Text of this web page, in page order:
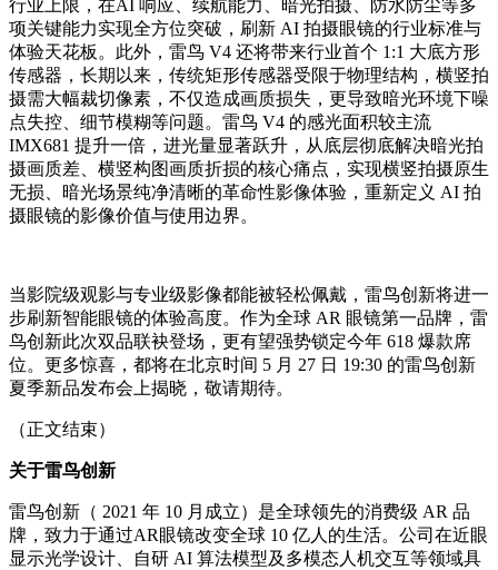
行业上限，在AI 响应、续航能力、暗光拍摄、防水防尘等多
项关键能力实现全方位突破，刷新 AI 拍摄眼镜的行业标准与
体验天花板。此外，雷鸟 V4 还将带来行业首个 1:1 大底方形
传感器，长期以来，传统矩形传感器受限于物理结构，横竖拍
摄需大幅裁切像素，不仅造成画质损失，更导致暗光环境下噪
点失控、细节模糊等问题。雷鸟 V4 的感光面积较主流
IMX681 提升一倍，进光量显著跃升，从底层彻底解决暗光拍
摄画质差、横竖构图画质折损的核心痛点，实现横竖拍摄原生
无损、暗光场景纯净清晰的革命性影像体验，重新定义 AI 拍
摄眼镜的影像价值与使用边界。
当影院级观影与专业级影像都能被轻松佩戴，雷鸟创新将进一
步刷新智能眼镜的体验高度。作为全球 AR 眼镜第一品牌，雷
鸟创新此次双品联袂登场，更有望强势锁定今年 618 爆款席
位。更多惊喜，都将在北京时间 5 月 27 日 19:30 的雷鸟创新
夏季新品发布会上揭晓，敬请期待。
（正文结束）
关于雷鸟创新
雷鸟创新（ 2021 年 10 月成立）是全球领先的消费级 AR 品
牌，致力于通过AR眼镜改变全球 10 亿人的生活。公司在近眼
显示光学设计、自研 AI 算法模型及多模态人机交互等领域具